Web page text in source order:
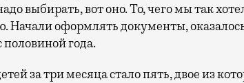
выбирать, вот оно. То, чего мы так
Начали оформлять документы,
половиной года.
за три месяца стало пять, двое из